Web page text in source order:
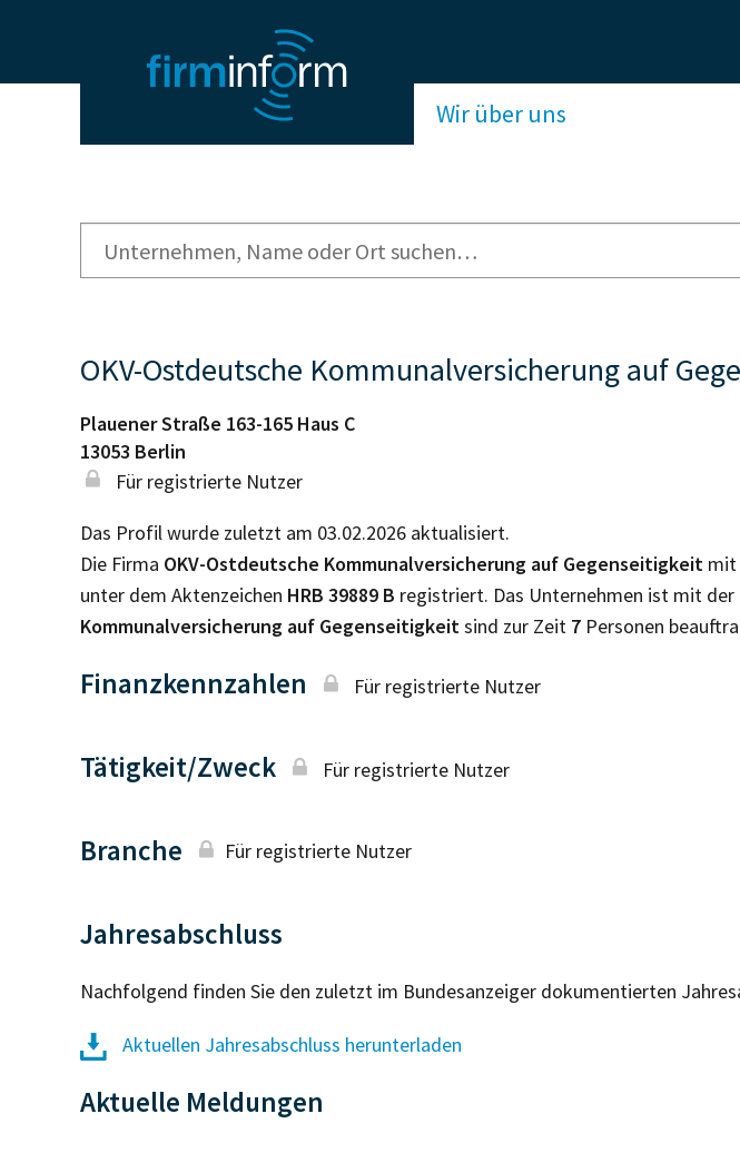
Wir über uns
OKV-Ostdeutsche Kommunalversicherung auf
Plauener Straße 163-165 Haus C
13053 Berlin
Für registrierte Nutzer
Das Profil wurde zuletzt am 03.02.2026 aktualisiert.
Die Firma OKV-Ostdeutsche Kommunalversicherung auf Gegenseitigkeit mit
unter dem Aktenzeichen HRB 39889 B registriert. Das Unternehmen ist mit
Kommunalversicherung auf Gegenseitigkeitsind zur Zeit 7 Personen
Finanzkennzahlen Für registrierte Nutzer
Tätigkeit/Zweck Für registrierte Nutzer
Branche Für registrierte Nutzer
Jahresabschluss
Nachfolgend finden Sie den zuletzt im Bundesanzeiger dokumentierten
Aktuellen Jahresabschluss herunterladen
Aktuelle Meldungen